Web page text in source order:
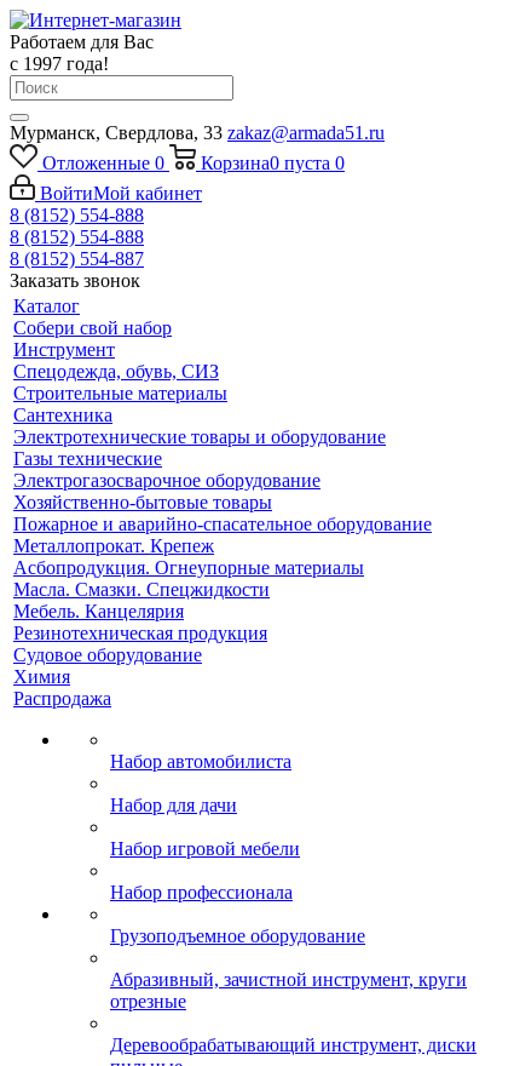
Работаем для Вас
с 1997 года!
Мурманск, Свердлова, 33 zakaz@armada51.ru
Отложенные 0 Корзина0 пуста 0
ВойтиМой кабинет
8 (8152) 554-888
8 (8152) 554-888
8 (8152) 554-887
Заказать звонок
Каталог
Собери свой набор
Инструмент
Спецодежда, обувь, СИЗ
Строительные материалы
Сантехника
Электротехнические товары и оборудование
Газы технические
Электрогазосварочное оборудование
Хозяйственно-бытовые товары
Пожарное и аварийно-спасательное оборудование
Металлопрокат. Крепеж
Асбопродукция. Огнеупорные материалы
Масла. Смазки. Спецжидкости
Мебель. Канцелярия
Резинотехническая продукция
Судовое оборудование
Химия
Распродажа
Набор автомобилиста
Набор для дачи
Набор игровой мебели
Набор профессионала
Грузоподъемное оборудование
Абразивный, зачистной инструмент, круги
отрезные
Деревообрабатывающий инструмент, диски